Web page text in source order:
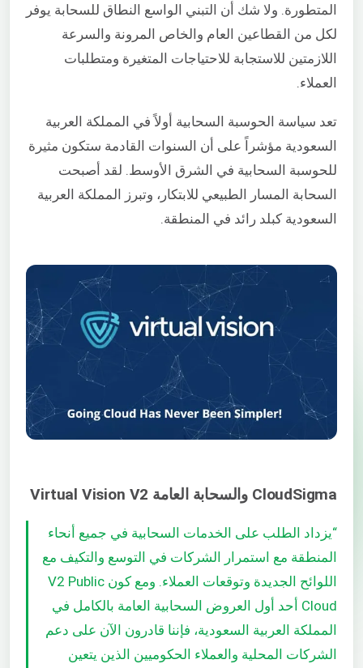
المتطورة. ولا شك أن التبني الواسع النطاق للسحابة يوفر
لكل من القطاعين العام والخاص المرونة والسرعة
اللازمتين للاستجابة للاحتياجات المتغيرة ومتطلبات
العملاء.
تعد سياسة الحوسبة السحابية أولاً في المملكة العربية
السعودية مؤشراً على أن السنوات القادمة ستكون مثيرة
للحوسبة السحابية في الشرق الأوسط. لقد أصبحت
السحابة المسار الطبيعي للابتكار، وتبرز المملكة العربية
السعودية كبلد رائد في المنطقة.
CloudSigma والسحابة العامة Virtual Vision V2
“يزداد الطلب على الخدمات السحابية في جميع أنحاء
المنطقة مع استمرار الشركات في التوسع والتكيف مع
اللوائح الجديدة وتوقعات العملاء. ومع كون V2 Public
Cloud أحد أول العروض السحابية العامة بالكامل في
المملكة العربية السعودية، فإننا قادرون الآن على دعم
الشركات المحلية والعملاء الحكوميين الذين يتعين